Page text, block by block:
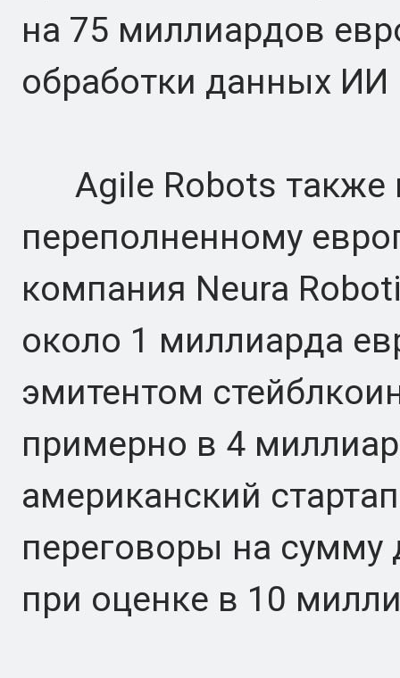
на 75 миллиардов
обработки данных
Agile Robots также
переполненному
компания Neura
около 1 миллиарда
эмитентом
примерно в 4
американский
переговоры на
при оценке в 10